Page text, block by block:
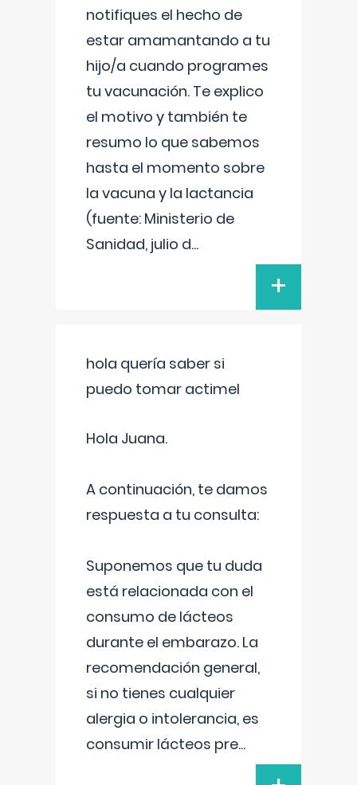
notifiques el hecho de
estar amamantando a tu
hijo/a cuando programes
tu vacunación. Te explico
el motivo y también te
resumo lo que sabemos
hasta el momento sobre
la vacuna y la lactancia
(fuente: Ministerio de
Sanidad, julio d...
+
hola quería saber si
puedo tomar actimel
Hola Juana.
A continuación, te damos
respuesta a tu consulta:
Suponemos que tu duda
está relacionada con el
consumo de lácteos
durante el embarazo. La
recomendación general,
si no tienes cualquier
alergia o intolerancia, es
consumir lácteos pre...